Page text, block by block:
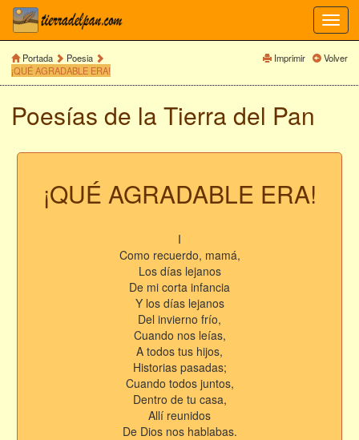
Portada
Poesia
¡QUÉ AGRADABLE ERA!
Imprimir Volver
Poesías de la Tierra del Pan
¡QUÉ AGRADABLE ERA!
I
Como recuerdo, mamá,
Los días lejanos
De mi corta infancia
Y los días lejanos
Del invierno frío,
Cuando nos leías,
A todos tus hijos,
Historias pasadas;
Cuando todos juntos,
Dentro de tu casa,
Allí reunidos
De Dios nos hablabas.